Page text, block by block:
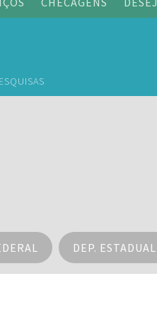
DEP. ESTADUAL